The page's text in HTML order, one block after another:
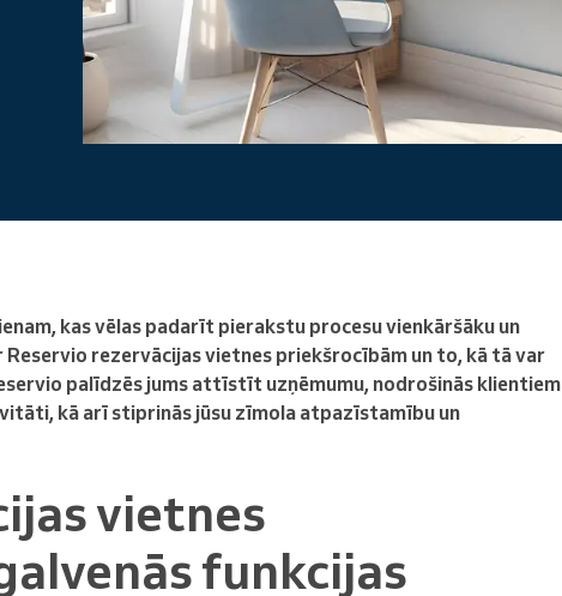
kas vēlas padarīt pierakstu procesu vienkāršāku un
rezervācijas vietnes priekšrocībām un to, kā tā var
palīdzēs jums attīstīt uzņēmumu, nodrošinās klientiem
kā arī stiprinās jūsu zīmola atpazīstamību un
vietnes
funkcijas